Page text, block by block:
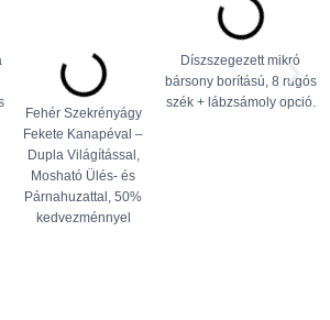
Fehér Szekrényágy
Fekete Kanapéval –
Dupla Világítással,
Mosható Ülés- és
Párnahuzattal, 50%
kedvezménnyel
Díszszegezett mikró
bársony borítású, 8 rugós
szék + lábzsámoly opció.